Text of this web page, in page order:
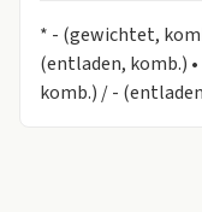
* - (gewichtet,
(entladen, komb.) •
komb.) / -